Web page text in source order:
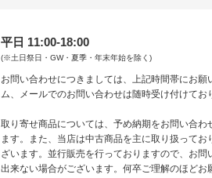
平日 11:00-18:00
(※土日祭日・GW・夏季・年末年始を除く)
お問い合わせにつきましては、上記時間帯にお願
ム、メールでのお問い合わせは随時受け付けてお
取り寄せ商品については、予め納期をお問い合わ
ます。また、当店は中古商品を主に取り扱って
ざいます。並行販売を行っておりますので、お
出来ない場合がございます。何卒ご理解のほどお